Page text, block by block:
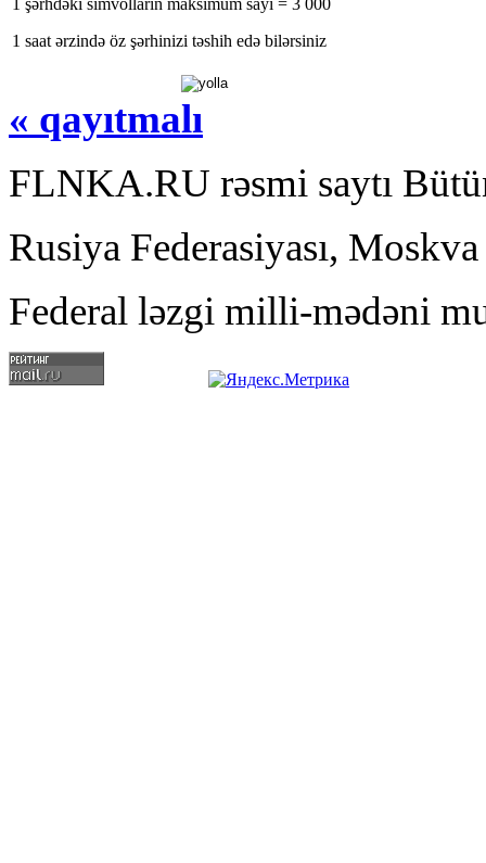
1 saat ərzində öz şərhinizi təshih edə bilərsiniz
« qayıtmalı
FLNKA.RU rəsmi saytı
Rusiya Federasiyası,
Federal ləzgi milli-mədəni